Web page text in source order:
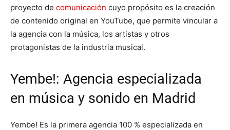
proyecto de comunicación cuyo propósito es la creación
de contenido original en YouTube, que permite vincular a
la agencia con la música, los artistas y otros
protagonistas de la industria musical.
Yembe!: Agencia especializada
en música y sonido en Madrid
Yembe! Es la primera agencia 100 % especializada en